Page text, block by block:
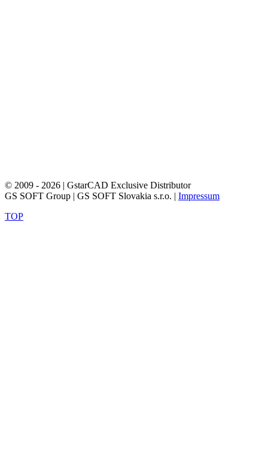
© 2009 - 2026 | GstarCAD Exclusive Distributor
GS SOFT Group | GS SOFT Slovakia s.r.o. | Impressum
TOP